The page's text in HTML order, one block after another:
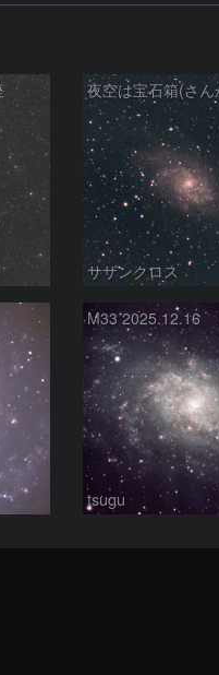
サザンクロス
M33 2025.12.16
tsugu